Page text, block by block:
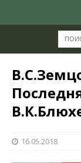
16.05.2018